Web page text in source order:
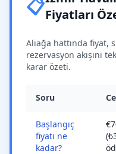
📋Fiyatları
Aliağa hattında fiyat,
rezervasyon akışını
karar özeti.
Soru
Başlangıç
fiyatı ne
kadar?